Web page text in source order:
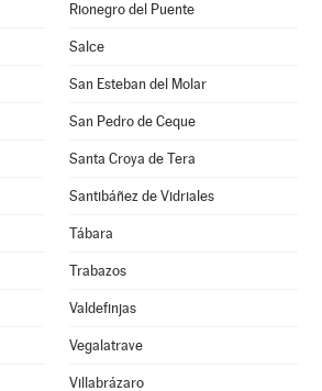
Rionegro del Puente
Salce
San Esteban del Molar
San Pedro de Ceque
Santa Croya de Tera
Santibáñez de Vidriales
Tábara
Trabazos
Valdefinjas
Vegalatrave
Villabrázaro